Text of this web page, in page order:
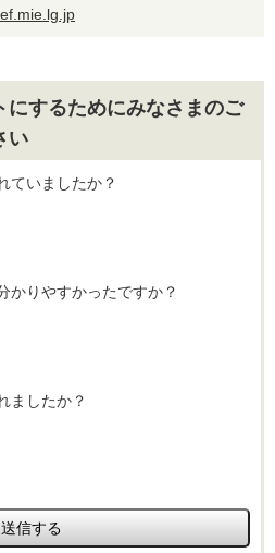
にするためにみなさまのご
い
ていましたか？
かりやすかったですか？
ましたか？